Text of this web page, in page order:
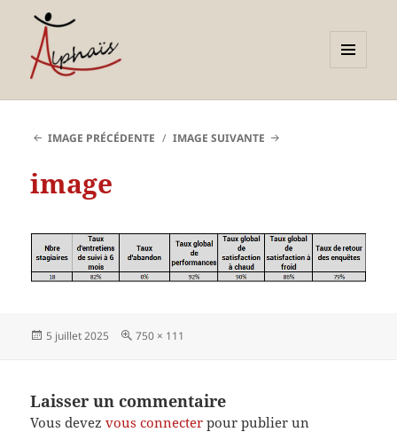
compétences et
orientations adultes et
jeunes
WIDGETS
IMAGE PRÉCÉDENTE IMAGE SUIVANTE
image
Publié
5 juillet 2025
Taille
750 × 111
Laisser un commentaire
Vous devezvous connecter pour publier un